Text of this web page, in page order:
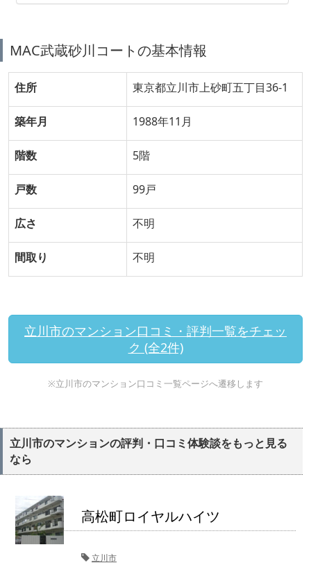
MAC武蔵砂川コートの基本情報
住所 東京都立川市上砂町五丁目36-1
築年月 1988年11月
階数 5階
戸数 99戸
広さ 不明
間取り 不明
立川市のマンション口コミ・評判一覧をチェッ
ク (全2件)
※立川市のマンション口コミ一覧ページへ遷移します
立川市のマンションの評判・口コミ体験談をもっと見る
なら
高松町ロイヤルハイツ
立川市